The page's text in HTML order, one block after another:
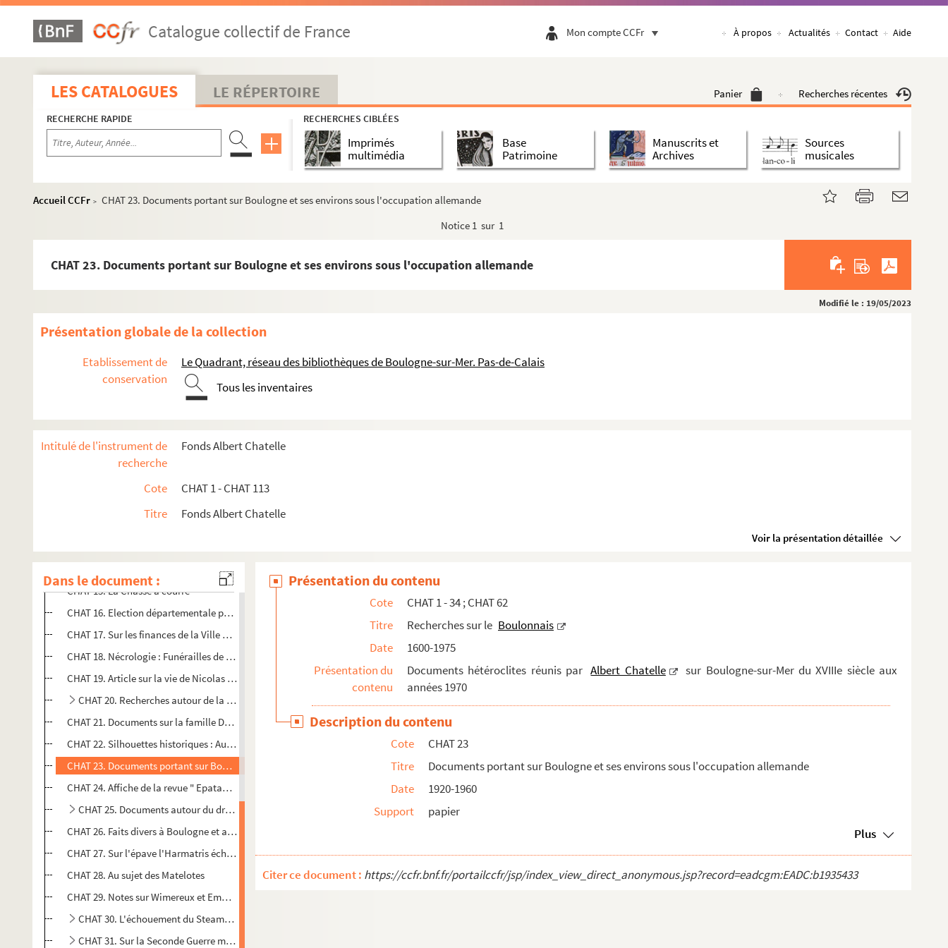
Catalogue collectif de France Mon compte CCFr À propos Actualités Contact Aide
LES CATALOGUES LE RÉPERTOIRE Panier Recherches récentes
RECHERCHE RAPIDE RECHERCHES CIBLÉES
Imprimés
multimédia
Base
Patrimoine
Manuscrits et
Archives
Sources
musicales
Accueil CCFr > CHAT 23. Documents portant sur Boulogne et ses environs sous l'occupation allemande
Notice 1 sur 1
CHAT 23. Documents portant sur Boulogne et ses environs sous l'occupation allemande
Modifié le : 19/05/2023
Présentation globale de la collection
Etablissement de
conservation
Le Quadrant, réseau des bibliothèques de Boulogne-sur-Mer. Pas-de-Calais
Tous les inventaires
Intitulé de l'instrument de
recherche
Fonds Albert Chatelle
Cote
CHAT 1 - CHAT 113
Titre
Fonds Albert Chatelle
Voir la présentation détaillée
Dans le document :
CHAT 1 - 34 ; CHAT 62. Recherches sur le Boulonnais
CHAT 3. Enseignement privé pour jeunes gens, Boulogne-sur-Mer
CHAT 5. Tableaux de conjugaison
CHAT 6. Extrait du registre aux délibérations du Conseil municipal de la ville de Boulogne-sur-Mer, …, Séanc...
CHAT 9. Usages locaux en matière agricole dans le Département du Pas-de-Calais, par Maurice Taillandier, …, ...
CHAT 10. De la nécessité d'une éducation civique, par Emile Desenclos, Boulogne-sur-Mer : Battut
CHAT 14. Les tombes mutilées : Comte Dunin
CHAT 15. La Chasse à courre
CHAT 16. Election départementale pour le canton de Boulogne-sur-Mer (Pas-de-Calais). Conseiller général élu M...
CHAT 17. Sur les finances de la Ville de Boulogne au XVIIe siècle
CHAT 18. Nécrologie : Funérailles de Monseigneur Rémi Leprêtre, archevêque portelois)
CHAT 19. Article sur la vie de Nicolas Thierry (1814-1886)
CHAT 20. Recherches autour de la plaque pour le Chanoine Guillemin (1882-1958), curé-doyen de la paroisse de ...
CHAT 21. Documents sur la famille Duchesne
CHAT 22. Silhouettes historiques : Auguste Gosselin (1827-1884)
CHAT 23. Documents portant sur Boulogne et ses environs sous l'occupation allemande
CHAT 24. Affiche de la revue " Epatante "
CHAT 25. Documents autour du dramaturge boulonnais Alfred Dubout et de l'agitation autour de sa pièce " Fréné...
CHAT 26. Faits divers à Boulogne et autour : coupures de presse
CHAT 27. Sur l'épave l'Harmatris échouée à Boulogne-sur-Mer
CHAT 28. Au sujet des Matelotes
CHAT 29. Notes sur Wimereux et Emmanuel de Croÿ (1718-1784)
CHAT 30. L'échouement du Steamer " Araby " : bateau échoué au port de Boulogne pendant la Première Guerre mon...
CHAT 31. Sur la Seconde Guerre mondiale
Présentation du contenu
Cote
CHAT 1 - 34 ; CHAT 62
Titre
Recherches sur le Boulonnais
Date
1600-1975
Présentation du
contenu
Documents hétéroclites réunis par Albert Chatelle
sur Boulogne-sur-Mer du XVIIIe siècle aux
années 1970
Description du contenu
Cote
CHAT 23
Titre
Documents portant sur Boulogne et ses environs sous l'occupation allemande
Date
1920-1960
Support
papier
Plus
Citer ce document : https://ccfr.bnf.fr/portailccfr/jsp/index_view_direct_anonymous.jsp?record=eadcgm:EADC:b1935433